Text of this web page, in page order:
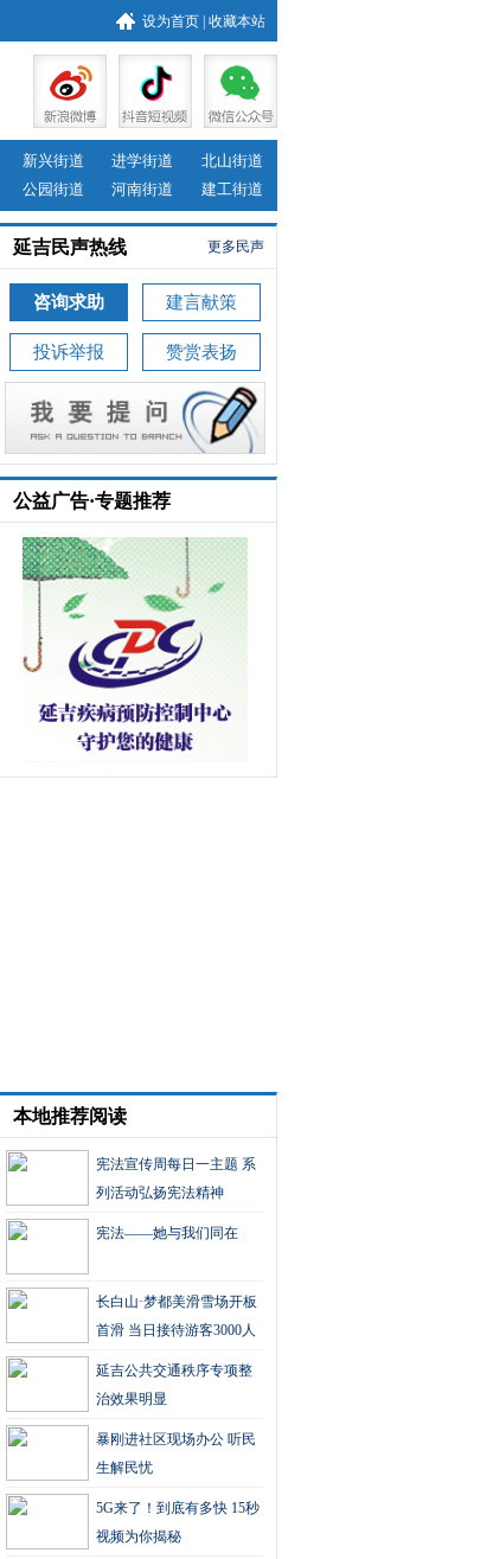
设为首页 收藏本站
新兴街道 进学街道
北山街道
公园街道 河南街道 建工街道
更多民声
延吉民声热线
咨询求助 建言献策
投诉举报 赞赏表扬
公益广告·专题推荐
本地推荐阅读
宪法宣传周每日一主题 系
列活动弘扬宪法精神
宪法——她与我们同在
长白山·梦都美滑雪场开板
首滑 当日接待游客3000人
延吉公共交通秩序专项整
治效果明显
暴刚进社区现场办公 听民
生解民忧
5G来了！到底有多快 15秒
视频为你揭秘